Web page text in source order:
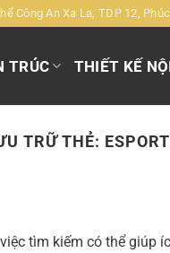
Công An Xa La, TDP 12,
TRÚC THIẾT KẾ
TRỮ THẺ:
tìm kiếm có thể giúp